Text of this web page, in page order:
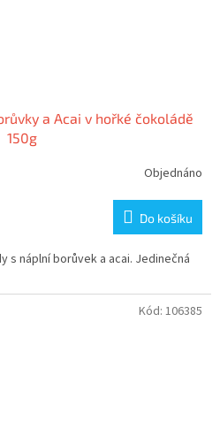
a Acai v hořké čokoládě
150g
Objednáno
Do košíku
s náplní borůvek a acai. Jedinečná
Kód: 106385